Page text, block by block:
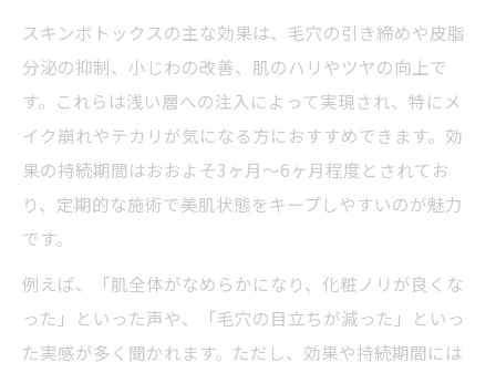
スキンボトックスと水光注射の違いを解説
スキンボトックス効果と持続力を徹底チェック
美容皮膚科で感じるスキンボトックス効果
スキンボトックスの効果の現れ方と期間
スキンボトックスの効果を長く保つコツ
美容皮膚科のアフターケアで効果を最大化
スキンボトックスの主な効果は、毛穴の引き締めや皮脂
分泌の抑制、小じわの改善、肌のハリやツヤの向上で
す。これらは浅い層への注入によって実現され、特にメ
イク崩れやテカリが気になる方におすすめできます。効
果の持続期間はおおよそ3ヶ月〜6ヶ月程度とされてお
り、定期的な施術で美肌状態をキープしやすいのが魅力
です。
例えば、「肌全体がなめらかになり、化粧ノリが良くな
った」といった声や、「毛穴の目立ちが減った」といっ
た実感が多く聞かれます。ただし、効果や持続期間には